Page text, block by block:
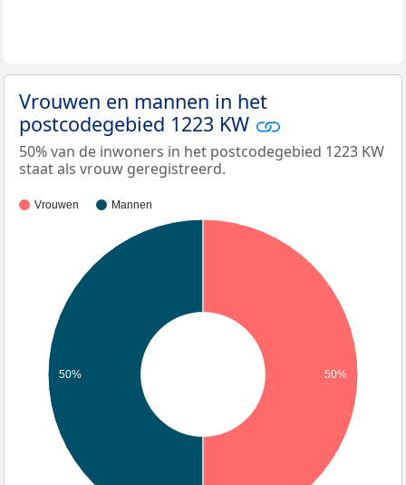
Vrouwen en mannen in het
postcodegebied 1223 KW
50% van de inwoners in het postcodegebied 1223 KW
staat als vrouw geregistreerd.
Vrouwen Mannen
50% 50%